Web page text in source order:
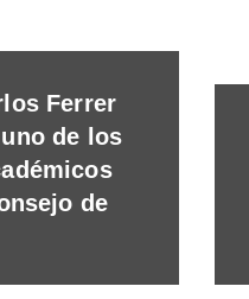
Ferrer
de los
de